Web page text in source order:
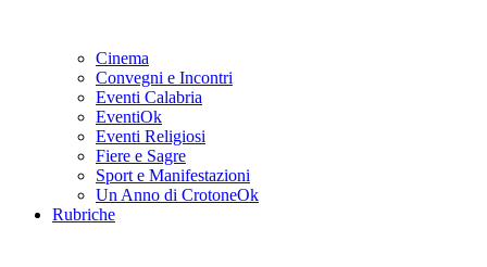
Cinema
Convegni e Incontri
Eventi Calabria
EventiOk
Eventi Religiosi
Fiere e Sagre
Sport e Manifestazioni
Un Anno di CrotoneOk
Rubriche